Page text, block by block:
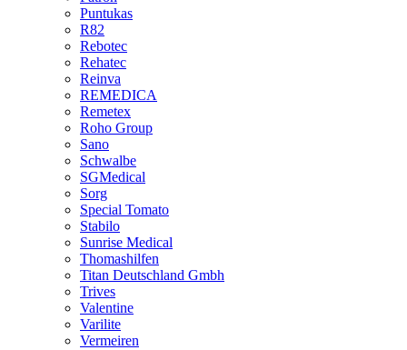
Puntukas
R82
Rebotec
Rehatec
Reinva
REMEDICA
Remetex
Roho Group
Sano
Schwalbe
SGMedical
Sorg
Special Tomato
Stabilo
Sunrise Medical
Thomashilfen
Titan Deutschland Gmbh
Trives
Valentine
Varilite
Vermeiren